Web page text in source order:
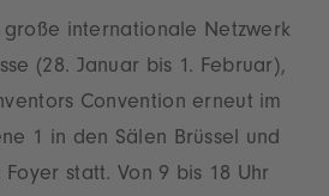
internationale Netzwerk
(28. Januar bis 1. Februar),
Convention erneut im
1 in den Sälen Brüssel und
statt. Von 9 bis 18 Uhr